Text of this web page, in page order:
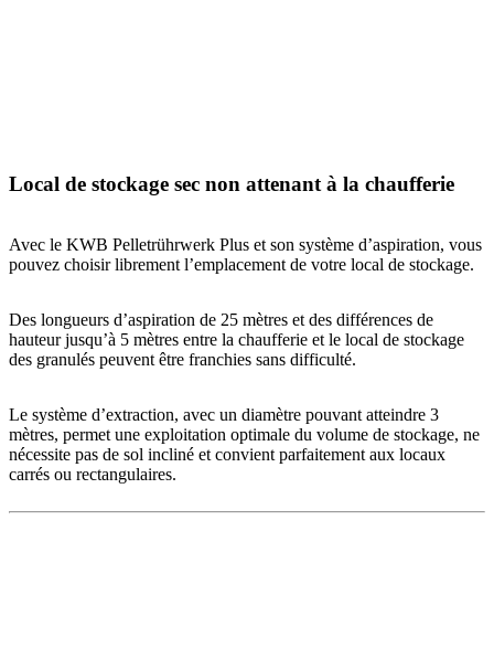
Local de stockage sec non attenant à la chaufferie
Avec le KWB Pelletrührwerk Plus et son système d’aspiration, vous
pouvez choisir librement l’emplacement de votre local de stockage.
Des longueurs d’aspiration de 25 mètres et des différences de
hauteur jusqu’à 5 mètres entre la chaufferie et le local de stockage
des granulés peuvent être franchies sans difficulté.
Le système d’extraction, avec un diamètre pouvant atteindre 3
mètres, permet une exploitation optimale du volume de stockage, ne
nécessite pas de sol incliné et convient parfaitement aux locaux
carrés ou rectangulaires.